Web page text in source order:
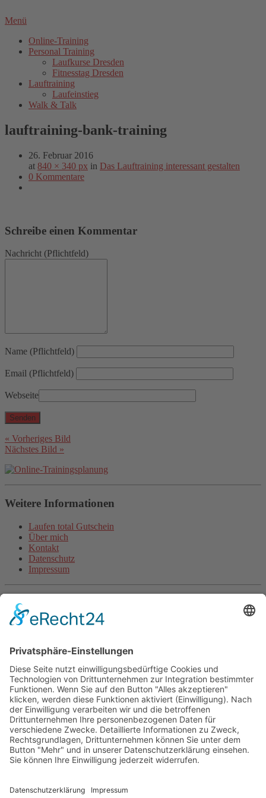
Menü
Online-Training
Personal Training
Laufkurse Dresden
Fitnesstag Dresden
Lauftraining
Laufeinstieg
Walk & Talk
lauftraining-bank-training
26. Februar 2016
at 840 × 340 px in Das Lauftraining interessant gestalten
0 Kommentare
Schreibe einen Kommentar
Nachricht (Pflichtfeld)
Name (Pflichtfeld)
Email (Pflichtfeld)
Webseite
« Vorheriges Bild
Nächstes Bild »
Weitere Informationen
Laufen total Gutschein
Über mich
Kontakt
Datenschutz
Impressum
Aktuelle Artikel
Steigerungsläufe machen schneller (inkl. Video)
Halbmarathon-Trainingsplan für „Anfänger“
Plank-Challenge: Deine persönliche Herausforderung
Grundlagentraining Laufen oder der Beginn der neuen
Laufsaison
Fitnessband Übungen für mehr Kraft
Langsam Laufen im Training
Mit Treppentraining und Treppenlaufen zu Ausdauer und
Kraft
Lauftraining: Fahrtspiel
Lauftempo steigern und verbessern